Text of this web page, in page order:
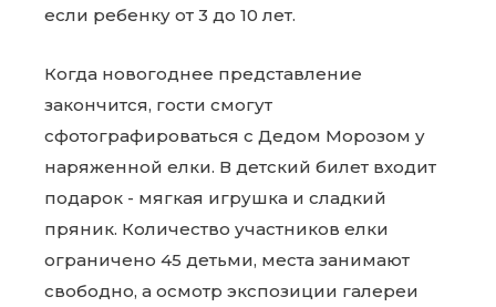
если ребенку от 3 до 10 лет.
Когда новогоднее представление
закончится, гости смогут
сфотографироваться с Дедом Морозом у
наряженной елки. В детский билет входит
подарок - мягкая игрушка и сладкий
пряник. Количество участников елки
ограничено 45 детьми, места занимают
свободно, а осмотр экспозиции галереи